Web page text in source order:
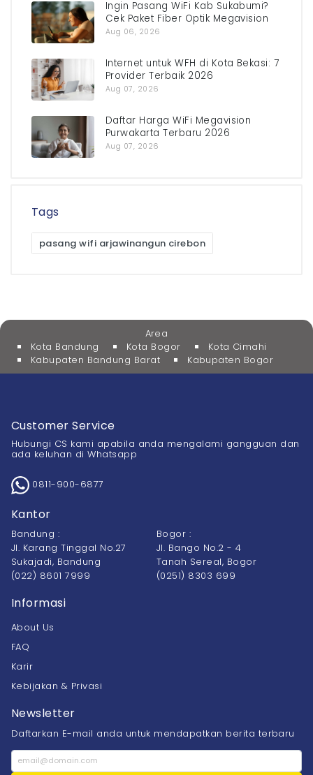
Ingin Pasang WiFi Kab Sukabumi?
Cek Paket Fiber Optik Megavision
Aug 06, 2026
Internet untuk WFH di Kota Bekasi: 7
Provider Terbaik 2026
Aug 07, 2026
Daftar Harga WiFi Megavision
Purwakarta Terbaru 2026
Aug 07, 2026
Tags
pasang wifi arjawinangun cirebon
Area
Kota Bandung
Kota Bogor
Kota Cimahi
Kabupaten Bandung Barat
Kabupaten Bogor
Customer Service
Hubungi CS kami apabila anda mengalami gangguan dan
ada keluhan di Whatsapp
0811-900-6877
Kantor
Bandung :
Jl. Karang Tinggal No.27
Sukajadi, Bandung
(022) 8601 7999
Bogor :
Jl. Bango No.2 - 4
Tanah Sereal, Bogor
(0251) 8303 699
Informasi
About Us
FAQ
Karir
Kebijakan & Privasi
Newsletter
Daftarkan E-mail anda untuk mendapatkan berita terbaru